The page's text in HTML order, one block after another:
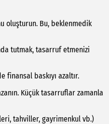
oluşturun. Bu, beklenmedik
tutmak, tasarruf etmenizi
finansal baskıyı azaltır.
Küçük tasarruflar zamanla
tahviller, gayrimenkul vb.)